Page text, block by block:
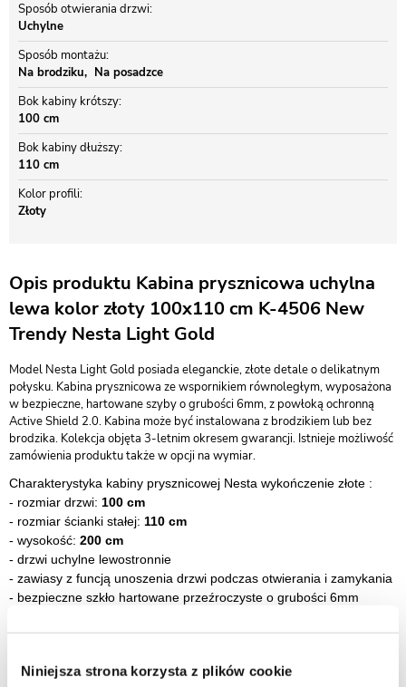
Niniejsza strona korzysta z plików cookie
Sposób otwierania drzwi
Uchylne
Sposób montażu
Na brodziku
Na posadzce
Bok kabiny krótszy
100 cm
Bok kabiny dłuższy
110 cm
Kolor profili
Złoty
Opis produktu Kabina prysznicowa uchylna
lewa kolor złoty 100x110 cm K-4506 New
Trendy Nesta Light Gold
Model Nesta Light Gold posiada eleganckie, złote detale o delikatnym
połysku. Kabina prysznicowa ze wspornikiem równoległym, wyposażona
w bezpieczne, hartowane szyby o grubości 6mm, z powłoką ochronną
Active Shield 2.0. Kabina może być instalowana z brodzikiem lub bez
brodzika. Kolekcja objęta 3-letnim okresem gwarancji. Istnieje możliwość
zamówienia produktu także w opcji na wymiar.
Charakterystyka kabiny prysznicowej Nesta wykończenie złote :
- rozmiar drzwi: 100 cm
- rozmiar ścianki stałej: 110 cm
- wysokość: 200 cm
- drzwi uchylne lewostronnie
- zawiasy z funcją unoszenia drzwi podczas otwierania i zamykania
- bezpieczne szkło hartowane przeźroczyste o grubości 6mm
osadzaniu kamienia)
drzwi przystosowane do montażu bezpośrednio na posadzce lub